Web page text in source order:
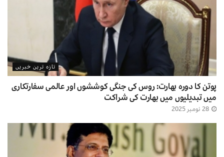
تازہ ترین خبریں
پوتن کا دورہ بھارت: روس کی جنگی کوششوں اور عالمی سفارتکاری
میں تبدیلیوں میں بھارت کی شراکت